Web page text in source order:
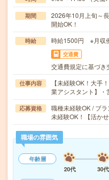
期間
2026年10月上旬～
開始OK！
時給 時給1500円 ※月収
交通費
交通費規定に基づき
仕事内容
【未経験OK！大手
業アシスタント】
応募資格
職種未経験OK / ブ
未経験OK！【活か
職場の雰囲気
年齢層
20代
30代